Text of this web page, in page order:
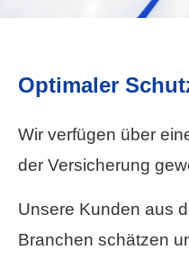
Optimaler
Wir verfügen über
der Versicherung
Unsere Kunden aus
Branchen schätzen